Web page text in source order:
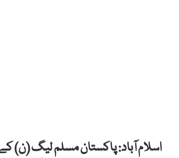
اسلام آباد: پاکستان مسلم لیگ (ن)